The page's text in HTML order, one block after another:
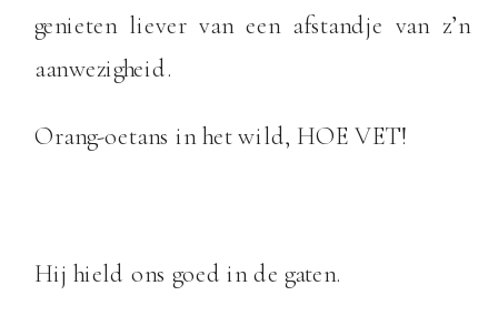
genieten liever van een afstandje van z’n
aanwezigheid.
Orang-oetans in het wild, HOE VET!
Hij hield ons goed in de gaten.